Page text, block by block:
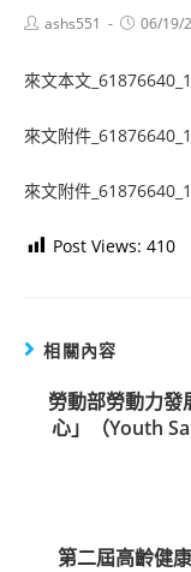
Postashs551
Post06/19/
來文本文
來文附件
來文附件
Post Views: 410
相關內容
勞動部勞動力發
心」（Youth
第二屆高齡健